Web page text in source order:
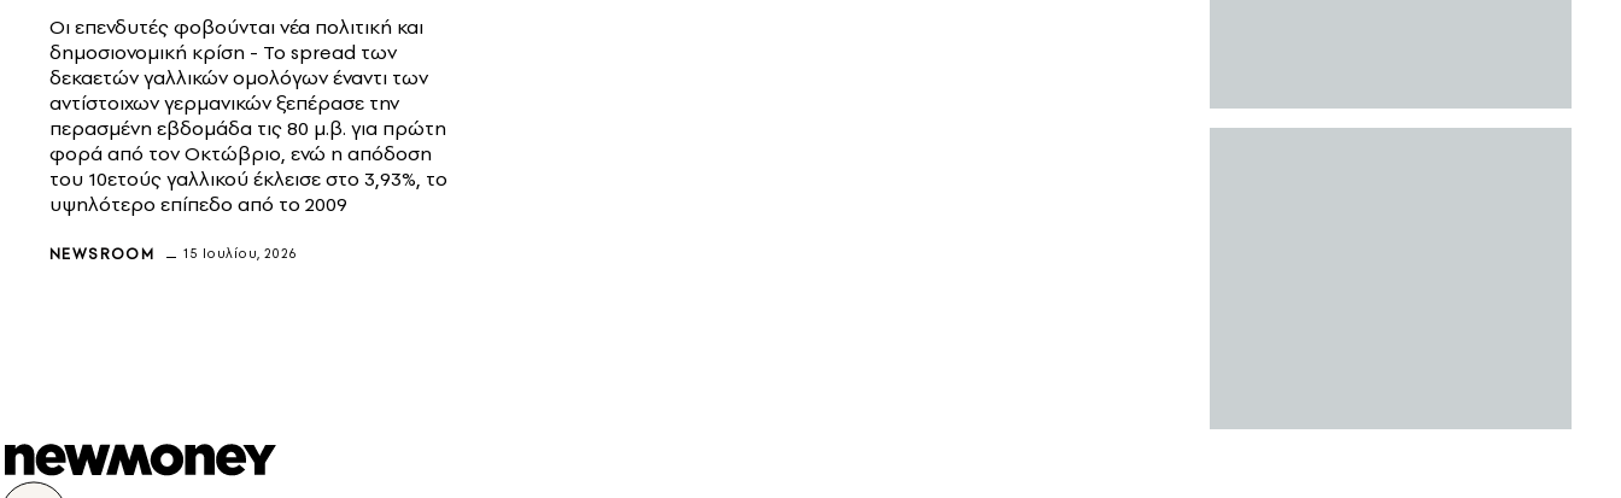
Οι επενδυτές φοβούνται νέα πολιτική και
δημοσιονομική κρίση - Το spread των
δεκαετών γαλλικών ομολόγων έναντι των
αντίστοιχων γερμανικών ξεπέρασε την
περασμένη εβδομάδα τις 80 μ.β. για πρώτη
φορά από τον Οκτώβριο, ενώ η απόδοση
του 10ετούς γαλλικού έκλεισε στο 3,93%, το
υψηλότερο επίπεδο από το 2009
NEWSROOM 15 Ιουλίου, 2026